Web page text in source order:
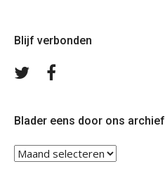
Blijf verbonden
Volg
Blader eens door ons archief
Blader
eens